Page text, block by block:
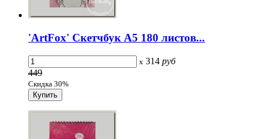
'ArtFox' Скетчбук А5 180 листов...
x 314 руб
449
Скидка 30%